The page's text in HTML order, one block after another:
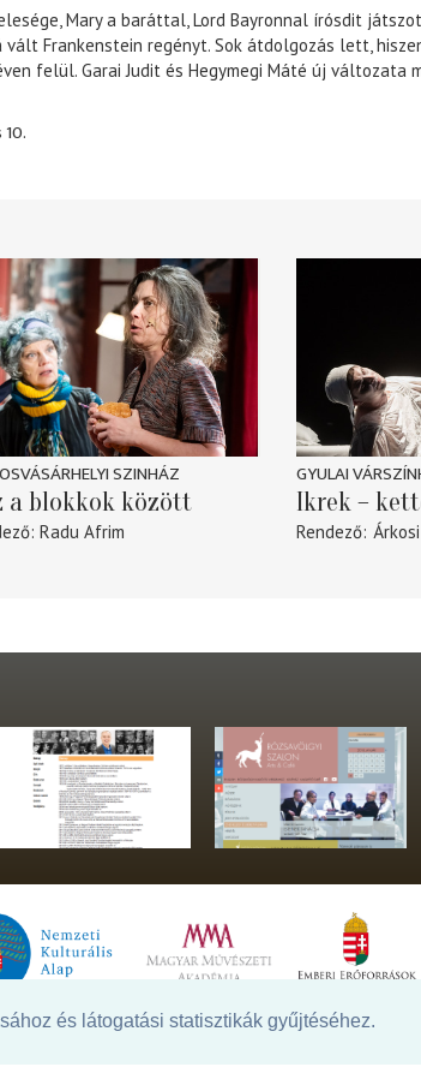
és látogatási statisztikák gyűjtéséhez.
Mary a baráttal, Lord Bayronnal írósdit
vált Frankenstein regényt. Sok átdolgozás lett,
felül. Garai Judit és Hegymegi Máté új változata
SZINHÁZ
a blokkok között
Radu Afrim
GYULAI
Ikrek –
Rendező